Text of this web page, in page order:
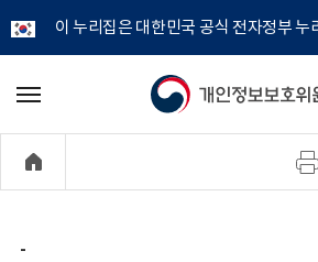
이 누리집은 대한민국 공식 전자정부 누
개
정
메
기
-